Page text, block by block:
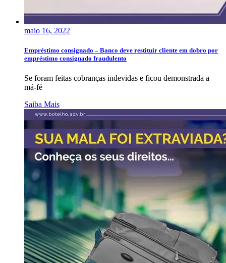
maio 16, 2022
Empréstimo consignado – Banco deve restituir cliente em dobro por
empréstimo consignado fraudulento
Se foram feitas cobranças indevidas e ficou demonstrada a
má-fé
Saiba Mais